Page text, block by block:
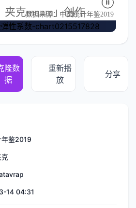
性系数-chart0215517828
隆数
据
重新播
放
分享
年鉴2019
14 04:31